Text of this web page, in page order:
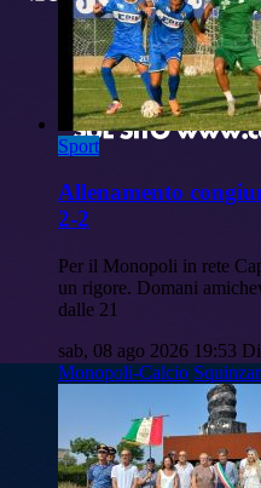
Sport
Allenamento
2-2
Per il Monopoli in rete
un rigore. Domani
dalle 21
sab, 08 ago 2026 19:53
Monopoli-Calcio